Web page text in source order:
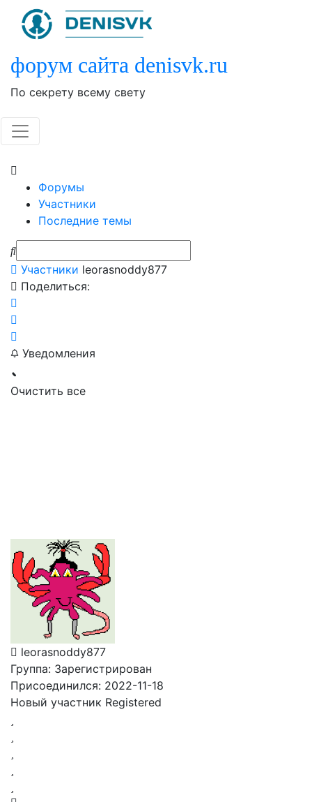
content
форум сайта denisvk.ru
По секрету всему свету
Форумы
Участники
Последние темы
Участники leorasnoddy877
Поделиться:
Уведомления
Очистить все
leorasnoddy877
Группа: Зарегистрирован
Присоединился: 2022-11-18
Новый участник Registered